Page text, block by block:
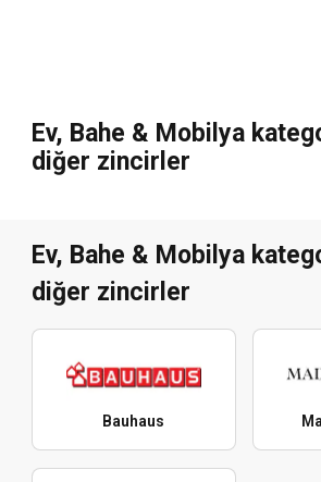
Ev, Bahe & Mobilya
diğer zincirler
Ev, Bahe & Mobilya
diğer zincirler
Bauhaus